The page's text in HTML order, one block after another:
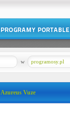
programosy.pl
w
Azureus Vuze